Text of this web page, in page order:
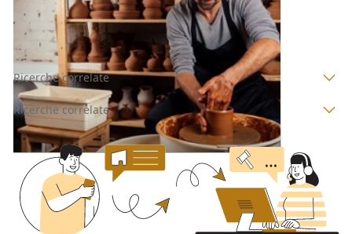
Bagheria (Palermo)
Asta chiusa
Ricerche correlate
Ricerche correlate